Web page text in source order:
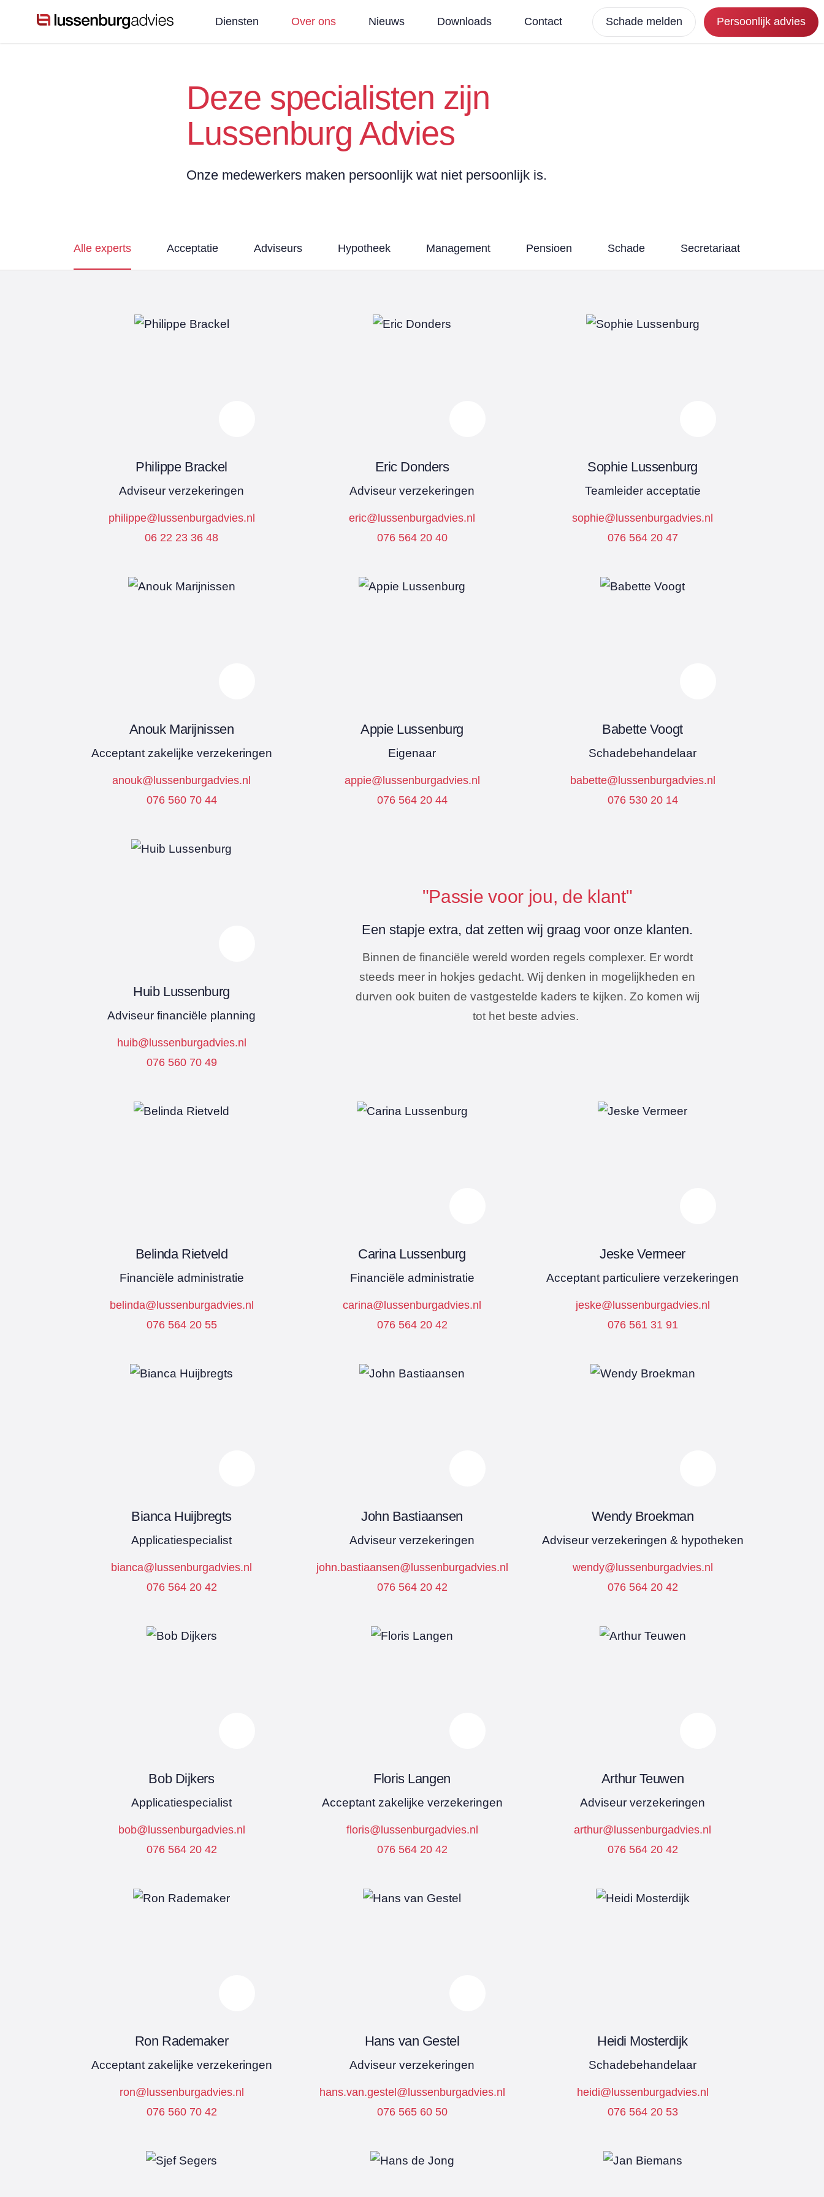
Diensten Over ons Nieuws Downloads Contact Schade melden Persoonlijk advies
Deze specialisten zijn
Lussenburg Advies
Onze medewerkers maken persoonlijk wat niet persoonlijk is.
Alle experts Acceptatie Adviseurs Hypotheek Management Pensioen Schade Secretariaat
Philippe Brackel
Adviseur verzekeringen
philippe@lussenburgadvies.nl
06 22 23 36 48
Eric Donders
Adviseur verzekeringen
eric@lussenburgadvies.nl
076 564 20 40
Sophie Lussenburg
Teamleider acceptatie
sophie@lussenburgadvies.nl
076 564 20 47
Anouk Marijnissen
Acceptant zakelijke verzekeringen
anouk@lussenburgadvies.nl
076 560 70 44
Appie Lussenburg
Eigenaar
appie@lussenburgadvies.nl
076 564 20 44
Babette Voogt
Schadebehandelaar
babette@lussenburgadvies.nl
076 530 20 14
Huib Lussenburg
Adviseur financiële planning
huib@lussenburgadvies.nl
076 560 70 49
"Passie voor jou, de klant"
Een stapje extra, dat zetten wij graag voor onze klanten.
Binnen de financiële wereld worden regels complexer. Er wordt
steeds meer in hokjes gedacht. Wij denken in mogelijkheden en
durven ook buiten de vastgestelde kaders te kijken. Zo komen wij
tot het beste advies.
Belinda Rietveld
Financiële administratie
belinda@lussenburgadvies.nl
076 564 20 55
Carina Lussenburg
Financiële administratie
carina@lussenburgadvies.nl
076 564 20 42
Jeske Vermeer
Acceptant particuliere verzekeringen
jeske@lussenburgadvies.nl
076 561 31 91
Bianca Huijbregts
Applicatiespecialist
bianca@lussenburgadvies.nl
076 564 20 42
John Bastiaansen
Adviseur verzekeringen
john.bastiaansen@lussenburgadvies.nl
076 564 20 42
Wendy Broekman
Adviseur verzekeringen & hypotheken
wendy@lussenburgadvies.nl
076 564 20 42
Bob Dijkers
Applicatiespecialist
bob@lussenburgadvies.nl
076 564 20 42
Floris Langen
Acceptant zakelijke verzekeringen
floris@lussenburgadvies.nl
076 564 20 42
Arthur Teuwen
Adviseur verzekeringen
arthur@lussenburgadvies.nl
076 564 20 42
Ron Rademaker
Acceptant zakelijke verzekeringen
ron@lussenburgadvies.nl
076 560 70 42
Hans van Gestel
Adviseur verzekeringen
hans.van.gestel@lussenburgadvies.nl
076 565 60 50
Heidi Mosterdijk
Schadebehandelaar
heidi@lussenburgadvies.nl
076 564 20 53